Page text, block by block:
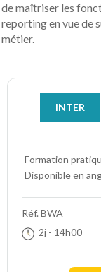
de maîtriser les
reporting en vue de
métier.
INTER
Formation
Disponible en
Réf.BWA
2j - 14h00